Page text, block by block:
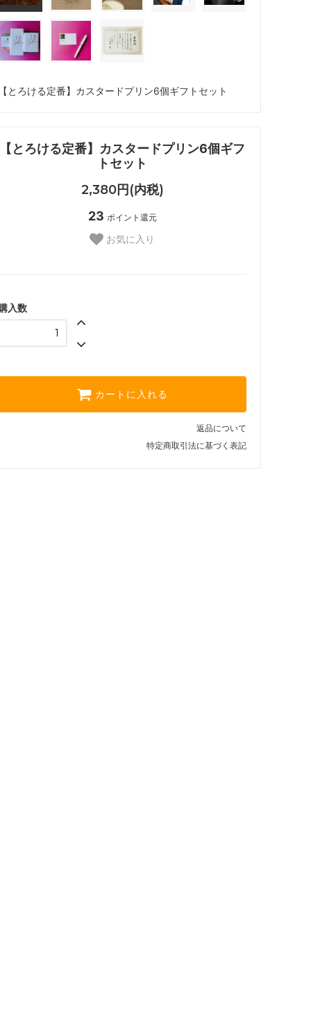
【とろける定番】カスタードプリン6個ギフトセット
【とろける定番】カスタードプリン6個ギフ
トセット
2,380円(内税)
23 ポイント還元
お気に入り
入数
カートに入れる
返品について
特定商取引法に基づく表記